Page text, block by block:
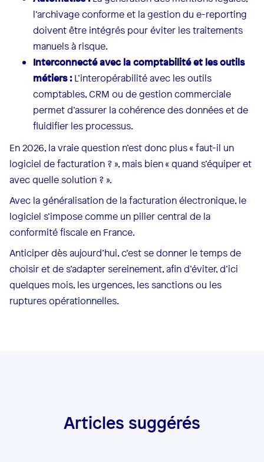
l’archivage conforme et la gestion du e-reporting
doivent être intégrés pour éviter les traitements
manuels à risque.
Interconnecté avec la comptabilité et les outils
métiers :L’interopérabilité avec les outils
comptables, CRM ou de gestion commerciale
permet d’assurer la cohérence des données et de
fluidifier les processus.
En 2026, la vraie question n’est donc plus « faut-il un
logiciel de facturation ? », mais bien « quand s’équiper et
avec quelle solution ? ».
Avec la généralisation de la facturation électronique, le
logiciel s’impose comme un pilier central de la
conformité fiscale en France.
Anticiper dès aujourd’hui, c’est se donner le temps de
choisir et de s’adapter sereinement, afin d’éviter, d’ici
quelques mois, les urgences, les sanctions ou les
ruptures opérationnelles.
Articles suggérés